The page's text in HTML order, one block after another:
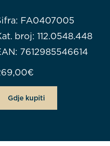
FA0407005
broj: 112.0548.448
7612985546614
€
Gdje kupiti